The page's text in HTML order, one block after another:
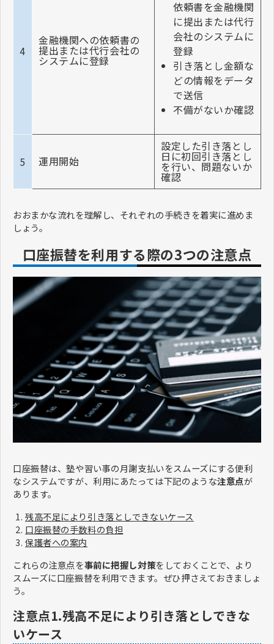
4
金融機関への依頼書の
提出または代行会社の
システムに登録
依頼書を金融機関
に提出または代行
会社のシステムに
登録
引き落とし金額な
どの情報をデータ
で送信
不備がないか確認
5 運用開始
設定した引き落とし
日に初回引き落とし
を行い、問題ないか
確認
おおまかな流れを理解し、それぞれの手続きを着実に進めま
しょう。
口座振替を利用する際の3つの注意点
口座振替は、塾や習い事の月謝支払いをスムーズにする便利
なシステムですが、利用にあたっては下記のような注意点が
あります。
残高不足により引き落としできないケース
口座振替の手数料の負担
保護者への案内
これらの注意点を事前に把握し対策をしておくことで、より
スムーズに口座振替を利用できます。ぜひ押さえておきましょ
う。
注意点1.残高不足により引き落としできな
いケース